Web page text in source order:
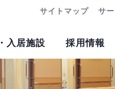
入居施設 採用情報
サイトマップ サ